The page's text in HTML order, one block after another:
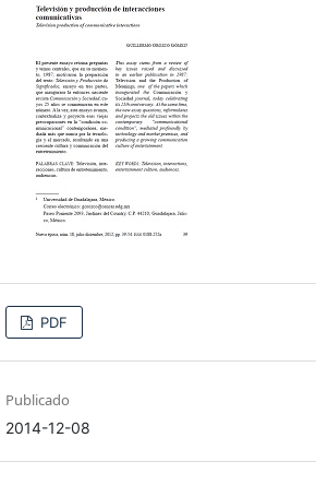
PDF
Publicado
2014-12-08